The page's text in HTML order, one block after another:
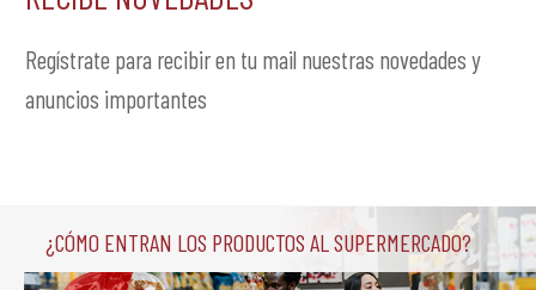
Regístrate para recibir en tu mail nuestras novedades y
anuncios importantes
¿Cómo entran los productos al supermercado?